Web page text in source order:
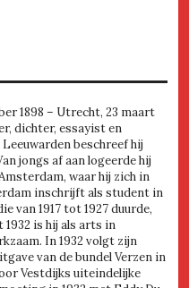
1898 – Utrecht, 23 maart
dichter, essayist en
beschreef hij
jongs af aan logeerde hij
waar hij zich in
inschrijft als student in
van 1917 tot 1927 duurde,
1932 is hij als arts in
In 1932 volgt zijn
van de bundel Verzen in
Vestdijks uiteindelijke